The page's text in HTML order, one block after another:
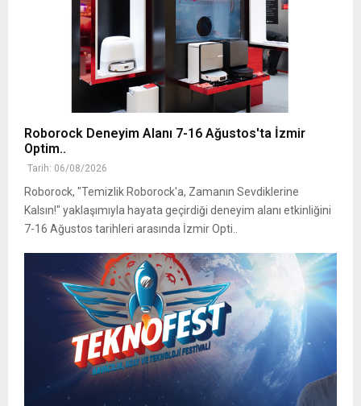
Roborock Deneyim Alanı 7-16 Ağustos'ta İzmir
Optim..
Tarih: 06/08/2026
Roborock, "Temizlik Roborock'a, Zamanın Sevdiklerine
Kalsın!" yaklaşımıyla hayata geçirdiği deneyim alanı etkinliğini
7-16 Ağustos tarihleri arasında İzmir Opti..